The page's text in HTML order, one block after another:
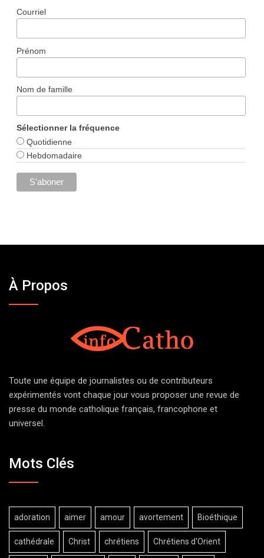
Courriel
Prénom
Nom de famille
Sélectionner la fréquence
Quotidienne
Hebdomadaire
À Propos
Toute une équipe de journalistes ou de contributeurs
expérimentés vont chaque jour vous proposer une revue de
presse du monde catholique français, francophone et
universel.
Mots Clés
adoration aimer amour avortement Bioéthique
cathédrale Christ chrétiens Chrétiens d'Orient